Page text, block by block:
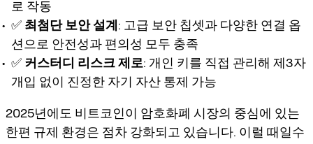
로 작동
✅ 최첨단 보안 설계 : 고급 보안 칩셋과 다양한 연결 옵
션으로 안전성과 편의성 모두 충족
✅ 커스터디 리스크 제로: 개인 키를 직접 관리해 제3자
개입 없이 진정한 자기 자산 통제 가능
2025년에도 비트코인이 암호화폐 시장의 중심에 있는
한편 규제 환경은 점차 강화되고 있습니다. 이럴 때일수